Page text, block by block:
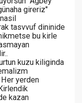
gireriz"
tasvvuf dininide
bu kirle
kuzu kiliginda
yerden
kazan